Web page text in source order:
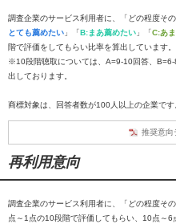
調査企業のサービス利用者に、「どの程度そ
とても薦めたい 」「B:まあ薦めたい 」「C:あ
階で評価をしてもらい比率を算出しています。
※10段階聴取については、A=9-10回答、
出しております。
商標対象は、回答者数が100人以上の企業です
推奨意向
再利用意向
調査企業のサービス利用者に、「どの程度そ
点～1点の10段階で評価してもらい、10点～